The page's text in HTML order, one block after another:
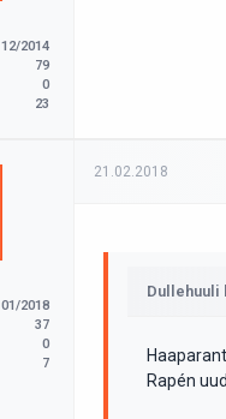
12/2014
79
0
23
01/2018
37
0
7
21.02.2018
Rapén